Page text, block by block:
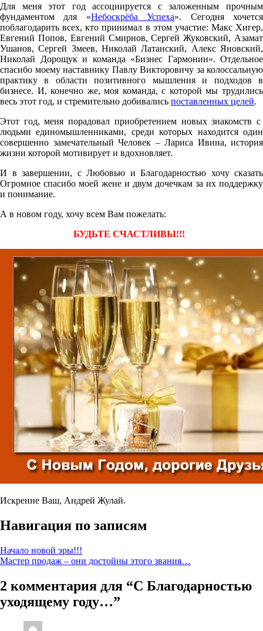
Для меня этот год ассоциируется с заложенным прочным
фундаментом для «Небоскрёба Успеха». Сегодня хочется
поблагодарить всех, кто принимал в этом участие: Макс Хигер,
Евгений Попов, Евгений Смирнов, Сергей Жуковский, Азамат
Ушанов, Сергей Змеев, Николай Латанский, Алекс Яновский,
Николай Дорощук и команда «Бизнес Гармонии». Отдельное
спасибо моему наставнику Павлу Викторовичу за колоссальную
практику в области позитивного мышления и подходов в
бизнесе. И, конечно же, моя команда, с которой мы трудились
весь этот год, и стремительно добивались поставленных целей.
Этот год, меня порадовал приобретением новых знакомств с
людьми единомышленниками, среди которых находится один
совершенно замечательный Человек – Лариса Ивина, история
жизни которой мотивирует и вдохновляет.
И в завершении, с Любовью и Благодарностью хочу сказать
Огромное спасибо моей жене и двум дочечкам за их поддержку
и понимание.
А в новом году, хочу всем Вам пожелать:
БУДЬТЕ СЧАСТЛИВЫ!!!
Искренне Ваш, Андрей Жулай.
Навигация по записям
Начало новой эры!!!
Мастер продаж – они достойны этого звания…
2 комментария для “С Благодарностью
уходящему году…”